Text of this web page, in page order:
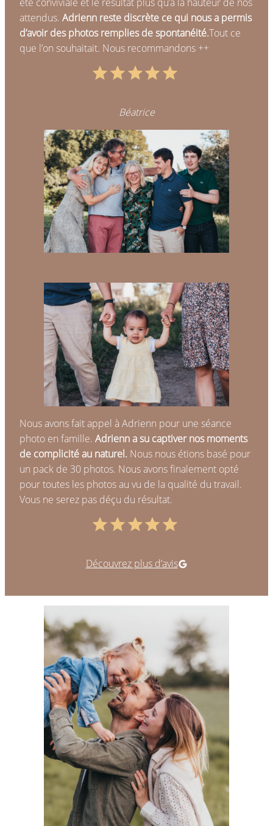
été conviviale et le résultat plus qu’à la hauteur de nos
attendus. Adrienn reste discrète ce qui nous a permis
d’avoir des photos remplies de spontanéité.Tout ce
que l’on souhaitait. Nous recommandons ++
Béatrice
Nous avons fait appel à Adrienn pour une séance
photo en famille. Adrienn a su captiver nos moments
de complicité au naturel. Nous nous étions basé pour
un pack de 30 photos. Nous avons finalement opté
pour toutes les photos au vu de la qualité du travail.
Vous ne serez pas déçu du résultat.
Découvrez plus d’avisAdrienn Hervé Photographie sur Google